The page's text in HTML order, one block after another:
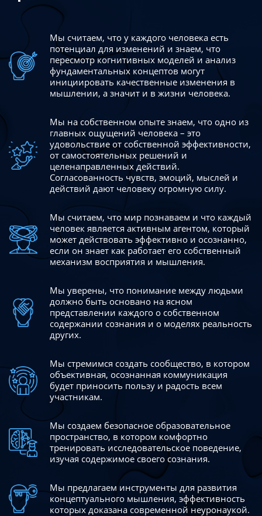
Мы считаем, что у каждого человека есть
потенциал для изменений и знаем, что
пересмотр когнитивных моделей и анализ
фундаментальных концептов могут
инициировать качественные изменения в
мышлении, а значит и в жизни человека.
Мы на собственном опыте знаем, что одно из
главных ощущений человека – это
удовольствие от собственной эффективности,
от самостоятельных решений и
целенаправленных действий.
Согласованность чувств, эмоций, мыслей и
действий дают человеку огромную силу.
Мы считаем, что мир познаваем и что каждый
человек является активным агентом, который
может действовать эффективно и осознанно,
если он знает как работает его собственный
механизм восприятия и мышления.
Мы уверены, что понимание между людьми
должно быть основано на ясном
представлении каждого о собственном
содержании сознания и о моделях реальность
других.
Мы стремимся создать сообщество, в котором
объективная, осознанная коммуникация
будет приносить пользу и радость всем
участникам.
Мы создаем безопасное образовательное
пространство, в котором комфортно
тренировать исследовательское поведение,
изучая содержимое своего сознания.
Мы предлагаем инструменты для развития
концептуального мышления, эффективность
которых доказана современной неуронаукой.